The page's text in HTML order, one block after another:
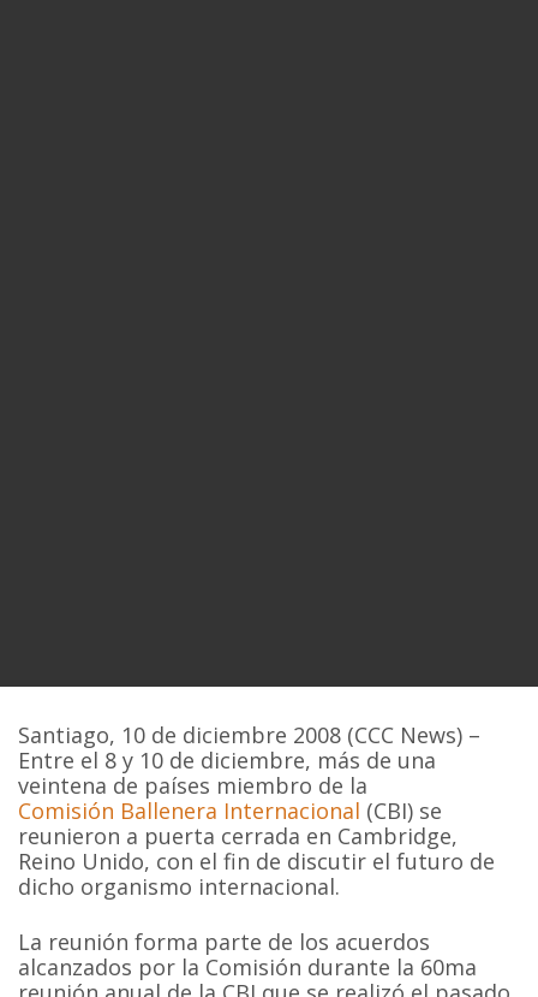
Santiago, 10 de diciembre 2008 (CCC News) –
Entre el 8 y 10 de diciembre, más de una
veintena de países miembro de la
Comisión Ballenera Internacional (CBI) se
reunieron a puerta cerrada en Cambridge,
Reino Unido, con el fin de discutir el futuro de
dicho organismo internacional.
La reunión forma parte de los acuerdos
alcanzados por la Comisión durante la 60ma